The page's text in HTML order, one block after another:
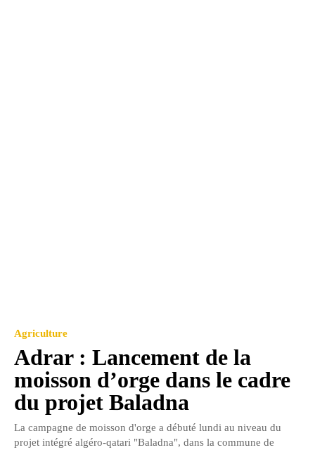
Agriculture
Adrar : Lancement de la
moisson d’orge dans le cadre
du projet Baladna
La campagne de moisson d'orge a débuté lundi au niveau du
projet intégré algéro-qatari "Baladna", dans la commune de